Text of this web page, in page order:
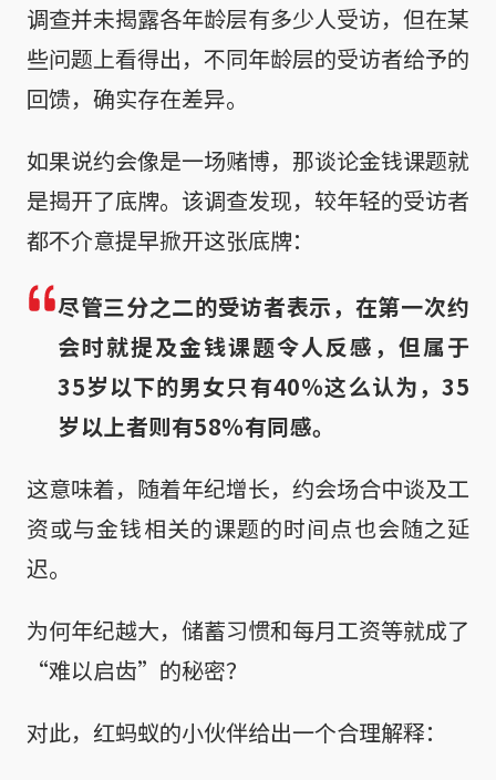
调查并未揭露各年龄层有多少人受访，但在某
些问题上看得出，不同年龄层的受访者给予的
回馈，确实存在差异。
如果说约会像是一场赌博，那谈论金钱课题就
是揭开了底牌。该调查发现，较年轻的受访者
都不介意提早掀开这张底牌：
尽管三分之二的受访者表示，在第一次约
会时就提及金钱课题令人反感，但属于
35岁以下的男女只有40％这么认为，35
岁以上者则有58％有同感。
这意味着，随着年纪增长，约会场合中谈及工
资或与金钱相关的课题的时间点也会随之延
迟。
为何年纪越大，储蓄习惯和每月工资等就成了
“难以启齿”的秘密？
对此，红蚂蚁的小伙伴给出一个合理解释：